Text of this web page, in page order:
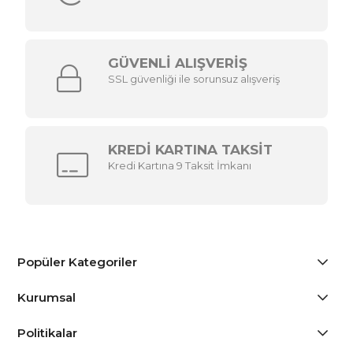
GÜVENLİ ALIŞVERİŞ
SSL güvenliği ile sorunsuz alışveriş
KREDİ KARTINA TAKSİT
Kredi Kartına 9 Taksit İmkanı
Popüler Kategoriler
Kurumsal
Politikalar